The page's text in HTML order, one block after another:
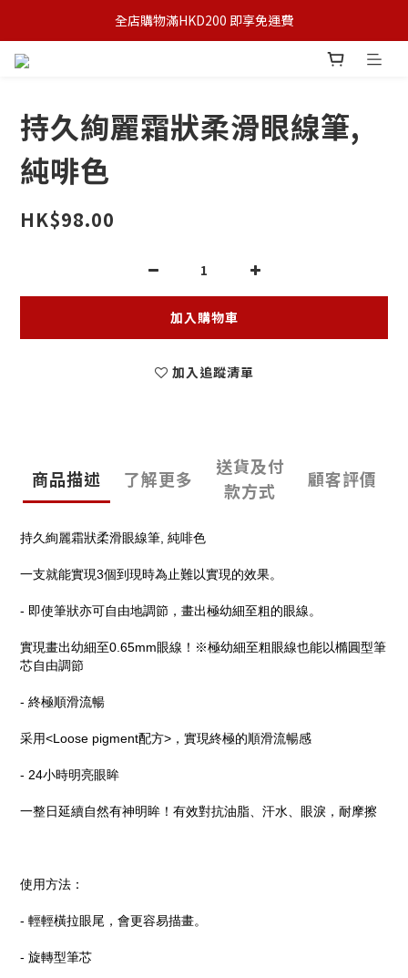
全店購物滿HKD200 即享免運費
持久絢麗霜狀柔滑眼線筆,
純啡色
HK$98.00
加入購物車
加入追蹤清單
商品描述 了解更多
送貨及付
款方式
顧客評價
持久絢麗霜狀柔滑眼線筆, 純啡色
一支就能實現3個到現時為止難以實現的效果。
- 即使筆狀亦可自由地調節，畫出極幼細至粗的眼線。
實現畫出幼細至0.65mm眼線！ ※極幼細至粗眼線也能以橢圓型筆
芯自由調節
- 終極順滑流暢
采用<Loose pigment配方> ，實現終極的順滑流暢感
- 24小時明亮眼眸
一整日延續自然有神明眸！有效對抗油脂、汗水、眼淚，耐摩擦
使用方法：
- 輕輕橫拉眼尾，會更容易描畫。
- 旋轉型筆芯